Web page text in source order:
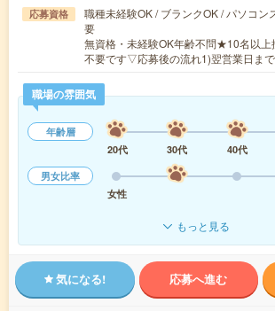
応募資格
職種未経験OK / ブランクOK / パソコン
要
無資格・未経験OK年齢不問★10名以
不要です▽応募後の流れ1)翌営業日ま
職場の雰囲気
年齢層
20代
30代 40代
男女比率
女性
もっと見る
気になる! 応募へ進む